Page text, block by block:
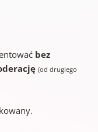
bez
(od drugiego